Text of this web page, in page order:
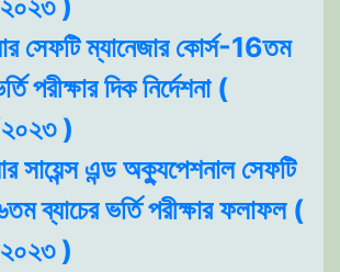
সেফটি ম্যানেজার কোর্স-16তম
পরীক্ষার দিক নির্দেশনা (
)
সায়েন্স এন্ড অক্যুপেশনাল সেফটি
ব্যাচের ভর্তি পরীক্ষার ফলাফল (
)